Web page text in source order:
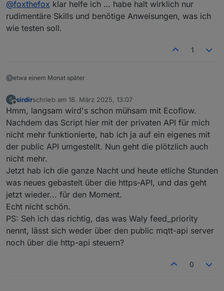
Hallo, hat es von euch schon jemand geschafft
einen Delta Pro 3 über das Script zu steuern?
Mein Delta Pro klappt ohne Probleme... wenn
ich aber die SNR des Delta Pro 3 dazu gebe,
ich da irgendwas spezielles beachten?
Delta Pro und Delta Pro 3 sind völlig unterschiedliche
Geräte. Die DP kommuniziert im freundlichen JSON
Telegramme (ähnlich zu powerstream). Dazu muß
Integration im ecoflow-mqtt Adapter anfangen. Sieht
schon komplett zu sein. Werde demnächst die
Datenpunkte erzeugen und dann ist die DP3 das
erste gerät, welches aus der 3er Serie unterstützt
wird. Du darfst dich gern beim Testen beteiligen,
würde mich sehr freuen.
Für das script kann ich dann die benötigten Dinge
bereitstellen, es bräuchte dann jemanden der das
@foxthefox klar helfe ich … habe halt wirklich nur
rudimentäre Skills und benötige Anweisungen, was ich
wie testen soll.
1
etwa einem Monat später
S
Offline
sirdirschrieb am 18. März 2025, 13:07
zuletzt editiert von
Hmm, langsam wird's schon mühsam mit Ecoflow.
Nachdem das Script hier mit der privaten API für mich
nicht mehr funktionierte, hab ich ja auf ein eigenes mit
der public API umgestellt. Nun geht die plötzlich auch
nicht mehr.
Jetzt hab ich die ganze Nacht und heute etliche Stunden
was neues gebastelt über die https-API, und das geht
jetzt wieder... für den Moment.
Echt nicht schön.
PS: Seh ich das richtig, das was Waly feed_priority
nennt, lässt sich weder über den public mqtt-api server
noch über die http-api steuern?
0